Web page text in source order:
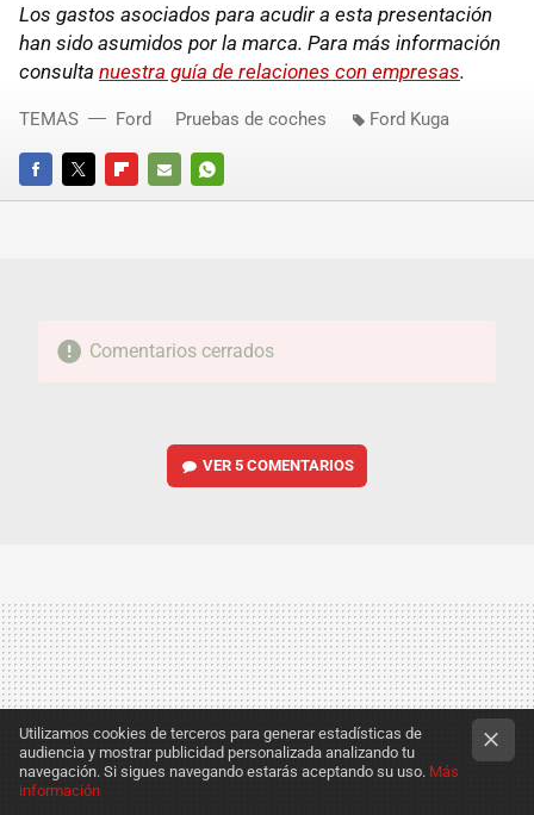
Los gastos asociados para acudir a esta presentación
han sido asumidos por la marca. Para más información
consulta nuestra guía de relaciones con empresas.
FACEBOOKTWITTERFLIPBOARD
E-
WHATSAPP
TEMAS Ford Pruebas de coches Ford Kuga
Comentarios cerrados
VER5 COMENTARIOS
Utilizamos cookies de terceros para generar estadísticas de
audiencia y mostrar publicidad personalizada analizando tu
navegación. Si sigues navegando estarás aceptando su uso. Más
información